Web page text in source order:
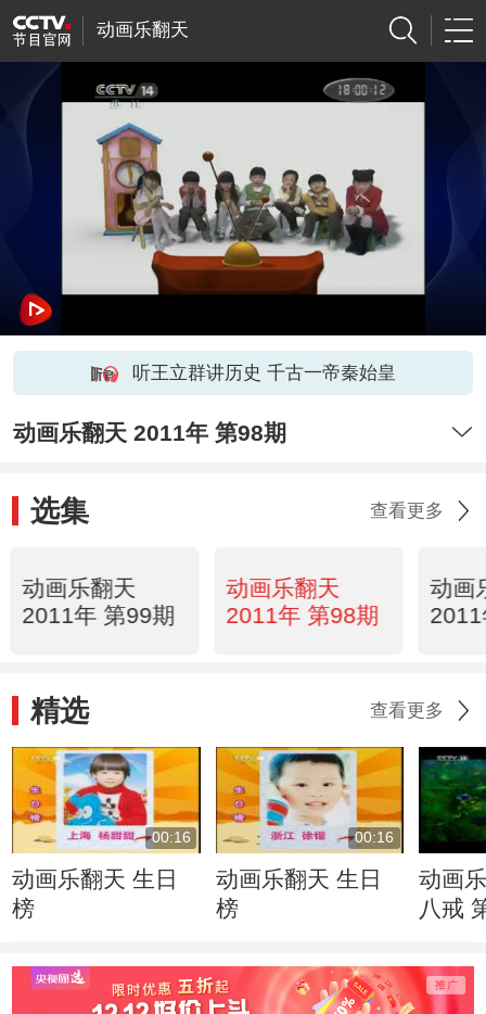
动画乐翻天
听王立群讲历史 千古一帝秦始皇
动画乐翻天 2011年 第98期
选集 查看更多
动画乐翻天
2011年 第99期
动画乐翻天
2011年 第98期
动画
精选 查看更多
00:16
动画乐翻天 生日
榜
00:16
动画乐翻天 生日
榜
动画
八戒